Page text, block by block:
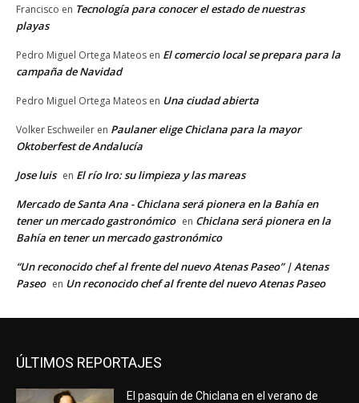
Francisco en Tecnología para conocer el estado de nuestras
playas
Pedro Miguel Ortega Mateos en El comercio local se prepara para la
campaña de Navidad
Pedro Miguel Ortega Mateos en Una ciudad abierta
Volker Eschweiler en Paulaner elige Chiclana para la mayor
Oktoberfest de Andalucía
Jose luis en El río Iro: su limpieza y las mareas
Mercado de Santa Ana - Chiclana será pionera en la Bahía en
tener un mercado gastronómico en Chiclana será pionera en la
Bahía en tener un mercado gastronómico
“Un reconocido chef al frente del nuevo Atenas Paseo” | Atenas
Paseo en Un reconocido chef al frente del nuevo Atenas Paseo
ÚLTIMOS REPORTAJES
El pasquín de Chiclana en el verano de